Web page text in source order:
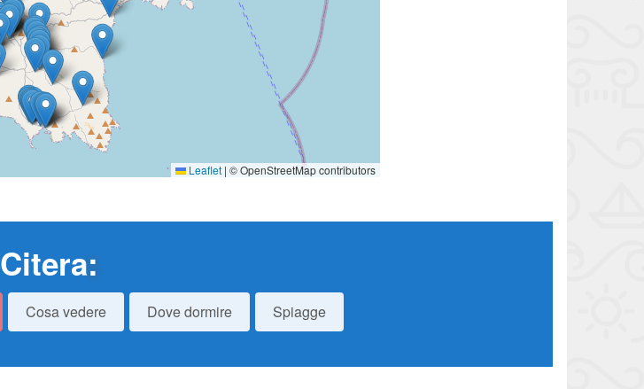
Leaflet | © OpenStreetMap contributors
Citera:
Cosa vedere Dove dormire Spiagge